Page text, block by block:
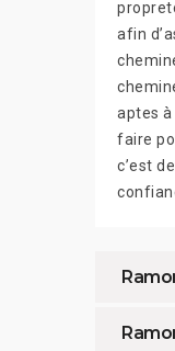
afin
aptes à
faire
c’est